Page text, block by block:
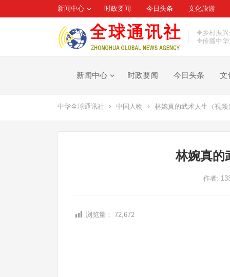
新闻中心 时政要闻 今日头条 文化旅游
❈乡村振
❈传播中
新闻中心 时政要闻 今日头条 文
中华全球通讯社 中国人物 林婉真的武术人生（视频
林婉真的
作者:
浏览量： 72,672